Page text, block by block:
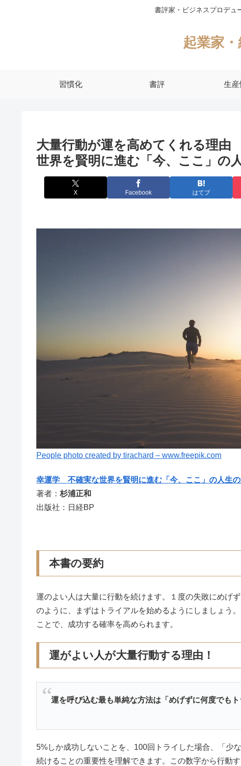
書評家・ビジネスプロデ
起業家
習慣化 書評 生産
大量行動が運を高めてくれる理
世界を賢明に進む「今、ここ」の
X Facebook はてブ
People photo created by tirachard – www.freepik.com
幸運学 不確実な世界を賢明に進む「今、ここ」の人生
著者： 杉浦正和
出版社：日経BP
本書の要約
運のよい人は大量に行動を続けます。１度の失敗にめげ
のように、まずはトライアルを始めるようにしましょう
ことで、成功する確率を高められます。
運がよい人が大量行動する理由！
運を呼び込む最も単純な方法は「めげずに何度でもト
5%しか成功しないことを、100回トライした場合、「少
続けることの重要性を理解できます。この数字から行動